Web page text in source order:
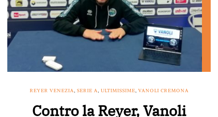
REYER VENEZIA SERIE A ULTIMISSIME VANOLI CREMONA
Contro la Reyer, Vanoli